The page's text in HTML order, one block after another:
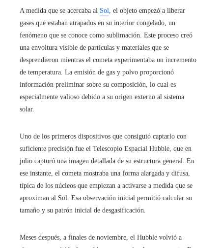
A medida que se acercaba al Sol , el objeto empezó a liberar
gases que estaban atrapados en su interior congelado, un
fenómeno que se conoce como sublimación. Este proceso creó
una envoltura visible de partículas y materiales que se
desprendieron mientras el cometa experimentaba un incremento
de temperatura. La emisión de gas y polvo proporcionó
información preliminar sobre su composición, lo cual es
especialmente valioso debido a su origen externo al sistema
solar.
Uno de los primeros dispositivos que consiguió captarlo con
suficiente precisión fue el Telescopio Espacial Hubble, que en
julio capturó una imagen detallada de su estructura general. En
ese instante, el cometa mostraba una forma alargada y difusa,
típica de los núcleos que empiezan a activarse a medida que se
aproximan al Sol. Esa observación inicial permitió calcular su
tamaño y su patrón inicial de desgasificación.
Meses después, a finales de noviembre, el Hubble volvió a